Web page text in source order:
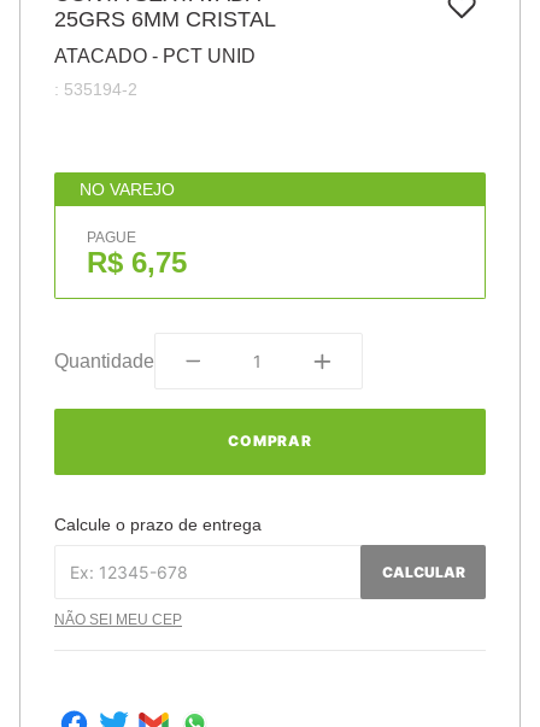
25GRS 6MM CRISTAL
ATACADO - PCT UNID
: 535194-2
NO VAREJO
PAGUE
R$ 6,75
Quantidade
COMPRAR
Calcule o prazo de entrega
CALCULAR
NÃO SEI MEU CEP
papel
cola
barbante